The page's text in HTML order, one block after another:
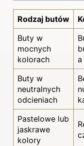
Rodzaj butów
Buty w
mocnych
kolorach
a
Buty w
neutralnych
odcieniach
Pastelowe lub
jaskrawe
kolory